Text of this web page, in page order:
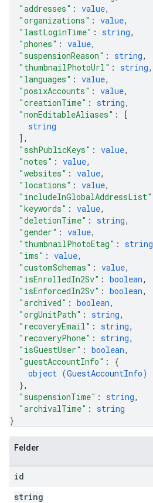
"addresses" : value,
"organizations" : value,
"lastLoginTime" : string,
"phones" : value,
"suspensionReason" : string,
"thumbnailPhotoUrl" : string,
"languages" : value,
"posixAccounts" : value,
"creationTime" : string,
"nonEditableAliases" :
[
string
] ,
"sshPublicKeys" : value,
"notes" : value,
"websites" : value,
"locations" : value,
"includeInGlobalAddressList"
"keywords" : value,
"deletionTime" : string,
"gender" : value,
"thumbnailPhotoEtag" : string
"ims" : value,
"customSchemas" : value,
"isEnrolledIn2Sv" : boolean,
"isEnforcedIn2Sv" : boolean,
"archived" : boolean,
"orgUnitPath" : string,
"recoveryEmail" : string,
"recoveryPhone" : string,
"isGuestUser" : boolean,
"guestAccountInfo" : {
object (GuestAccountInfo)
},
"suspensionTime" : string,
"archivalTime" : string
}
Felder
id
string